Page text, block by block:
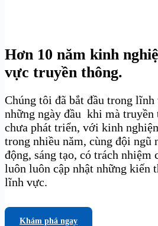
Hơn 10 năm kinh
vực truyền thông.
Chúng tôi đã bắt đầu trong lĩnh
những ngày đầu khi mà truyền
chưa phát triển, với kinh
trong nhiều năm, cùng đội ngũ
động, sáng tạo, có trách nhiệm
luôn luôn cập nhật những kiến
lĩnh vực.
Khám phá ngay